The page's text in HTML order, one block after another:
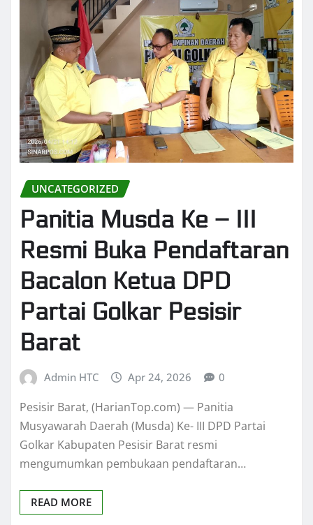
UNCATEGORIZED
Panitia Musda Ke – III
Resmi Buka Pendaftaran
Bacalon Ketua DPD
Partai Golkar Pesisir
Barat
Admin HTC Apr 24, 2026 0
Pesisir Barat, (HarianTop.com) — Panitia
Musyawarah Daerah (Musda) Ke- III DPD Partai
Golkar Kabupaten Pesisir Barat resmi
mengumumkan pembukaan pendaftaran…
READ MORE